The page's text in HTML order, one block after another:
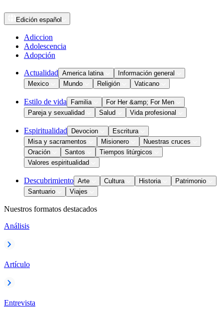
Edición español
Adiccion
Adolescencia
Adopción
Actualidad America latina
Información general
Mexico
Mundo Religión Vaticano
Estilo de vida Familia
For Her &amp; For Men
Pareja y sexualidad
Salud Vida profesional
Espiritualidad Devocion
Escritura
Misa y sacramentos
Misionero
Nuestras cruces
Oración
Santos
Tiempos litúrgicos
Valores espiritualidad
Descubrimiento Arte Cultura Historia
Patrimonio
Santuario
Viajes
Nuestros formatos destacados
Análisis
Artículo
Entrevista